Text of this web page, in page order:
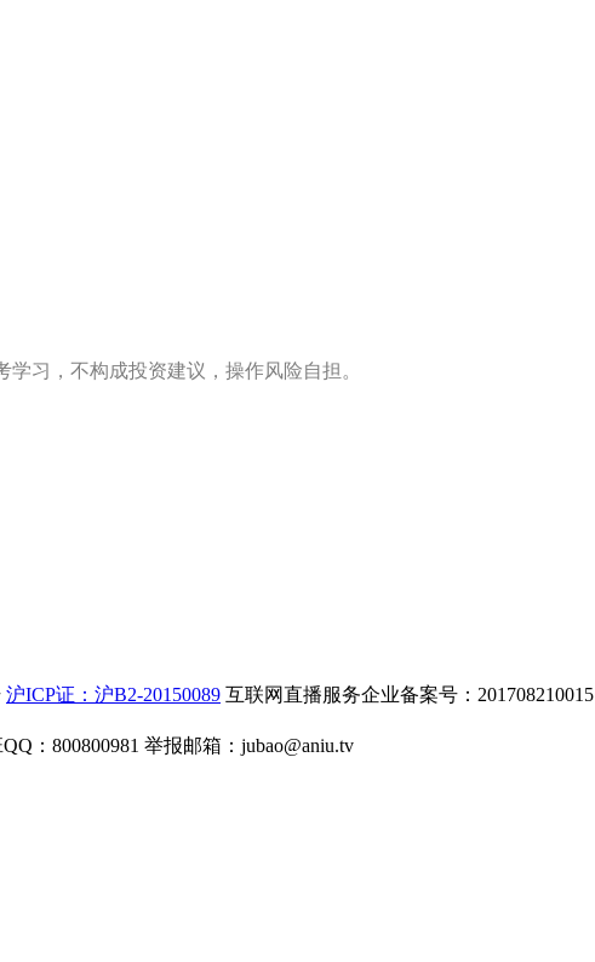
学习，不构成投资建议，操作风险自担。
沪ICP证：沪B2-20150089 互联网直播服务企业备案号：201708210015
：800800981 举报邮箱： jubao@aniu.tv